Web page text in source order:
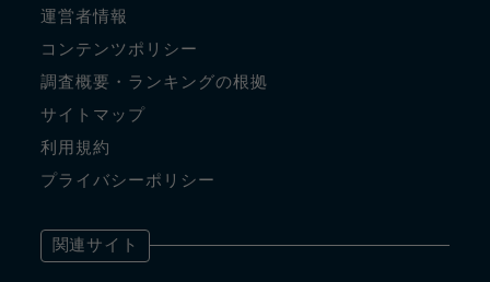
運営者情報
コンテンツポリシー
調査概要・ランキングの根拠
サイトマップ
利用規約
プライバシーポリシー
関連サイト